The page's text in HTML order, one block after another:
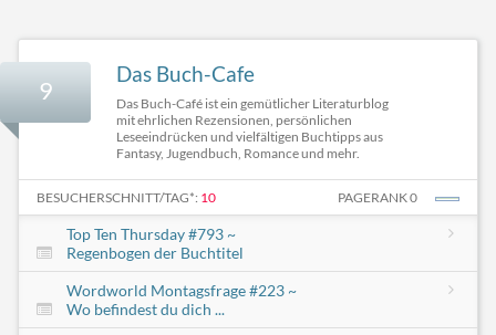
9
Das Buch-Cafe
Das Buch-Café ist ein gemütlicher Literaturblog
mit ehrlichen Rezensionen, persönlichen
Leseeindrücken und vielfältigen Buchtipps aus
Fantasy, Jugendbuch, Romance und mehr.
BESUCHERSCHNITT/TAG*: 10 PAGERANK 0
Top Ten Thursday #793 ~
Regenbogen der Buchtitel
Wordworld Montagsfrage #223 ~
Wo befindest du dich ...